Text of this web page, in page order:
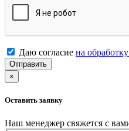
Даю согласие на
Отправить
×
Оставить заявку
Наш менеджер свяжется с